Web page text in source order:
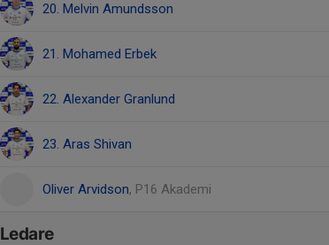
20. Melvin Amundsson
21. Mohamed Erbek
22. Alexander Granlund
23. Aras Shivan
Oliver Arvidson, P16 Akademi
Ledare